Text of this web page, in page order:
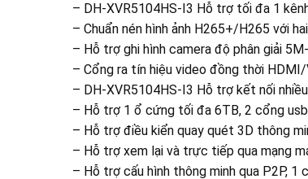
– DH-XVR5104HS-I3 Hỗ trợ tối đa 1
– Chuẩn nén hình ảnh H265+/H265 với
– Hỗ trợ ghi hình camera độ phân giải
– Cổng ra tín hiệu video đồng thời HDMI/
– DH-XVR5104HS-I3 Hỗ trợ kết nối
– Hỗ trợ 1 ổ cứng tối đa 6TB, 2 cổng
– Hỗ trợ điều kiển quay quét 3D thông
– Hỗ trợ xem lại và trực tiếp qua mạng
– Hỗ trợ cấu hình thông minh qua P2P, 1